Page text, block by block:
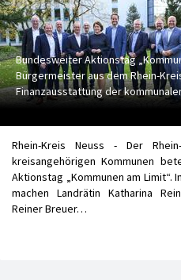
Bundesweiter Aktionstag
Bürgermeister aus dem Rhein-
Finanzausstattung der
Rhein-Kreis Neuss - Der
kreisangehörigen Kommunen
Aktionstag „Kommunen am Limit“.
machen Landrätin Katharina
Reiner Breuer…